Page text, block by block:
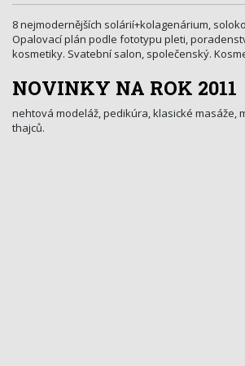
8 nejmodernějších solárií+kolage­nárium,
Opalovací plán podle fototypu pleti,
kosmetiky. Svatební salon, společenský.
NOVINKY NA ROK 2011
nehtová modeláž, pedikúra, klasické masáže,
thajců.